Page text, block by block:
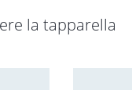
la tapparella